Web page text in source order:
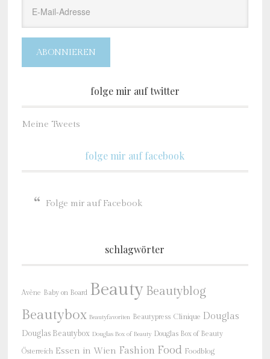
ABONNIEREN
folge mir auf twitter
Meine Tweets
folge mir auf facebook
Folge mir auf Facebook
schlagwörter
Avène Baby on Board Beauty Beautyblog
Beautybox Beautyfavoriten Beautypress Clinique Douglas
Douglas Beautybox Douglas Box of Beauty Douglas Box of Beauty
Österreich Essen in Wien Fashion Food Foodblog